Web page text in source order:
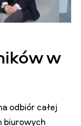
w
odbiór całej
biurowych